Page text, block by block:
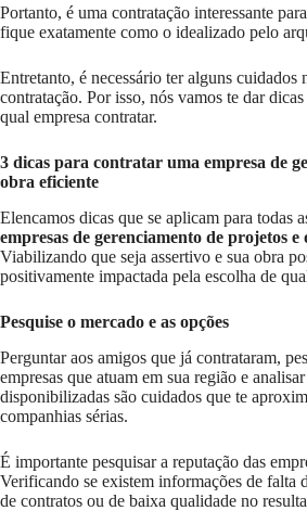
Portanto, é uma contratação interessante
fique exatamente como o idealizado pelo
Entretanto, é necessário ter alguns cuidados
contratação. Por isso, nós vamos te dar
qual empresa contratar.
3 dicas para contratar uma empresa de
obra eficiente
Elencamos dicas que se aplicam para todas
empresas de gerenciamento de projetos e
Viabilizando que seja assertivo e sua obra
positivamente impactada pela escolha de
Pesquise o mercado e as opções
Perguntar aos amigos que já contrataram,
empresas que atuam em sua região e
disponibilizadas são cuidados que te
companhias sérias.
É importante pesquisar a reputação das
Verificando se existem informações de falta
de contratos ou de baixa qualidade no